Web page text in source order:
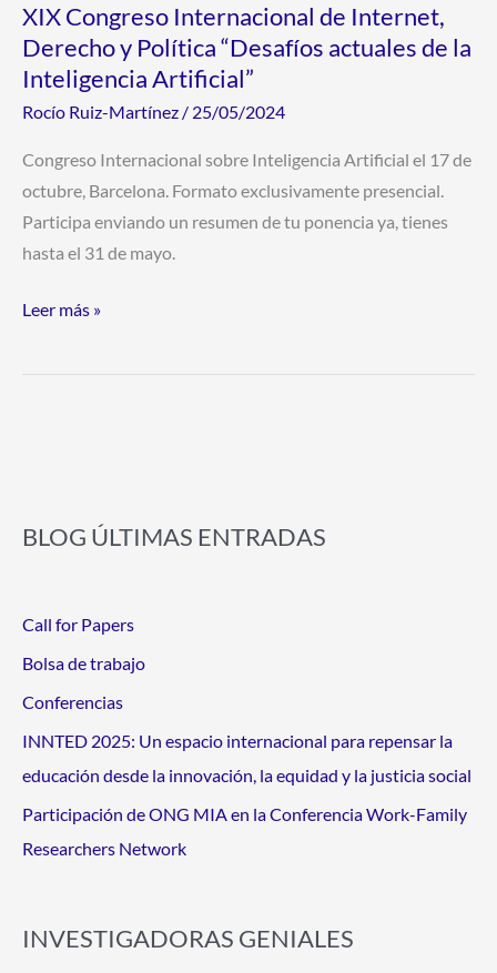
XIX Congreso Internacional de Internet,
Derecho y Política “Desafíos actuales de la
Inteligencia Artificial”
Rocío Ruiz-Martínez / 25/05/2024
Congreso Internacional sobre Inteligencia Artificial el 17 de
octubre, Barcelona. Formato exclusivamente presencial.
Participa enviando un resumen de tu ponencia ya, tienes
hasta el 31 de mayo.
de
la
Inteligencia
Artificial”
Leer más »
BLOG ÚLTIMAS ENTRADAS
Call for Papers
Bolsa de trabajo
Conferencias
INNTED 2025: Un espacio internacional para repensar la
educación desde la innovación, la equidad y la justicia social
Participación de ONG MIA en la Conferencia Work-Family
Researchers Network
INVESTIGADORAS GENIALES